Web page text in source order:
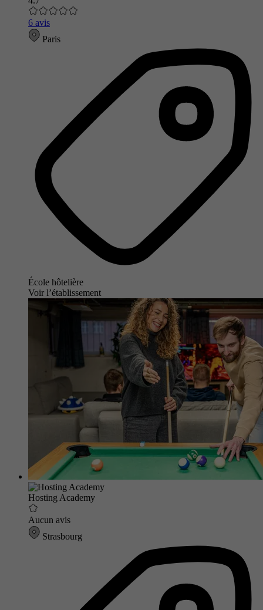
6 avis
Paris
École hôtelière
Voir l’établissement
Hosting Academy
Aucun avis
Strasbourg